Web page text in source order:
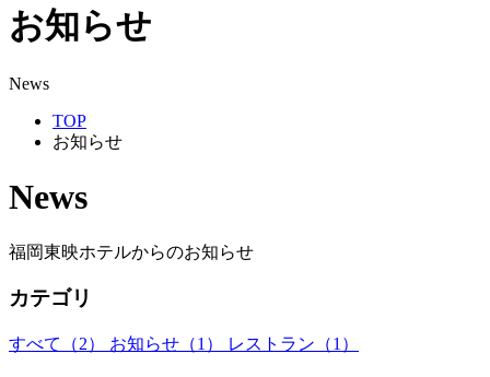
お知らせ
News
TOP
お知らせ
News
福岡東映ホテルからのお知らせ
カテゴリ
すべて（2） お知らせ（1） レストラン（1）